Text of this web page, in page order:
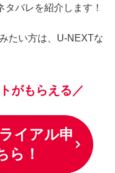
バレを紹介します！
たい方は、U-NEXTな
がもらえる／
イアル申
ら！